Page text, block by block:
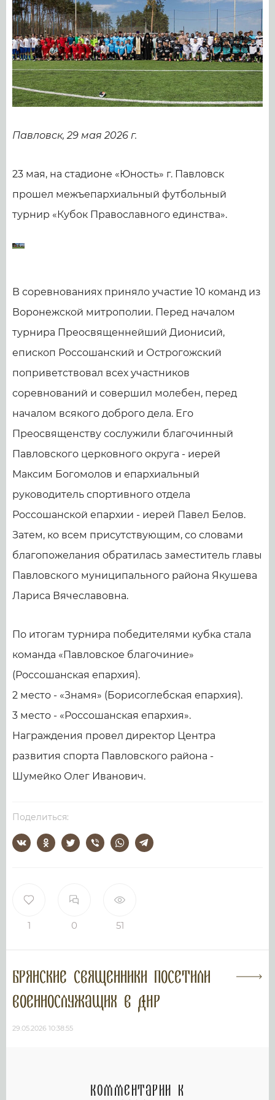
1 0 51
Павловск, 29 мая 2026 г.
23 мая, на стадионе «Юность» г. Павловск
прошел межъепархиальный футбольный
турнир «Кубок Православного единства».
В соревнованиях приняло участие 10 команд из
Воронежской митрополии. Перед началом
турнира Преосвященнейший Дионисий,
епископ Россошанский и Острогожский
поприветствовал всех участников
соревнований и совершил молебен, перед
началом всякого доброго дела. Его
Преосвященству сослужили благочинный
Павловского церковного округа - иерей
Максим Богомолов и епархиальный
руководитель спортивного отдела
Россошанской епархии - иерей Павел Белов.
Затем, ко всем присутствующим, со словами
благопожелания обратилась заместитель главы
Павловского муниципального района Якушева
Лариса Вячеславовна.
По итогам турнира победителями кубка стала
команда «Павловское благочиние»
(Россошанская епархия).
2 место - «Знамя» (Борисоглебская епархия).
3 место - «Россошанская епархия».
Награждения провел директор Центра
развития спорта Павловского района -
Шумейко Олег Иванович.
Поделиться:
Брянские священники посетили
военнослужащих в ДНР
29.05.2026 10:38:55
Комментарии к